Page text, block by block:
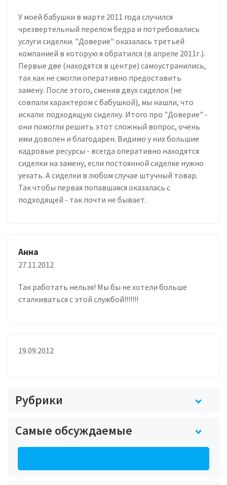
У моей бабушки в марте 2011 года случился
чрезвертельный перелом бедра и потребовались
услуги сиделки. "Доверие" оказалась третьей
компанией в которую я обратился (в апреле 2011г.).
Первые две (находятся в центре) самоустранились,
так как не смогли оперативно предоставить
замену. После этого, сменив двух сиделок (не
совпали характером с бабушкой), мы нашли, что
искали: подходящую сиделку. Итого про "Доверие" -
они помогли решить этот сложный вопрос, очень
ими доволен и благодарен. Видимо у них большие
кадровые ресурсы - всегда оперативно находятся
сиделки на замену, если постоянной сиделке нужно
уехать. А сиделки в любом случае штучный товар.
Так чтобы первая попавшаяся оказалась с
подходящей - так почти не бывает.
Анна
27.11.2012
Так работать нельзя! Мы бы не хотели больше
сталкиваться с этой службой!!!!!!!
19.09.2012
Рубрики
Самые обсуждаемые